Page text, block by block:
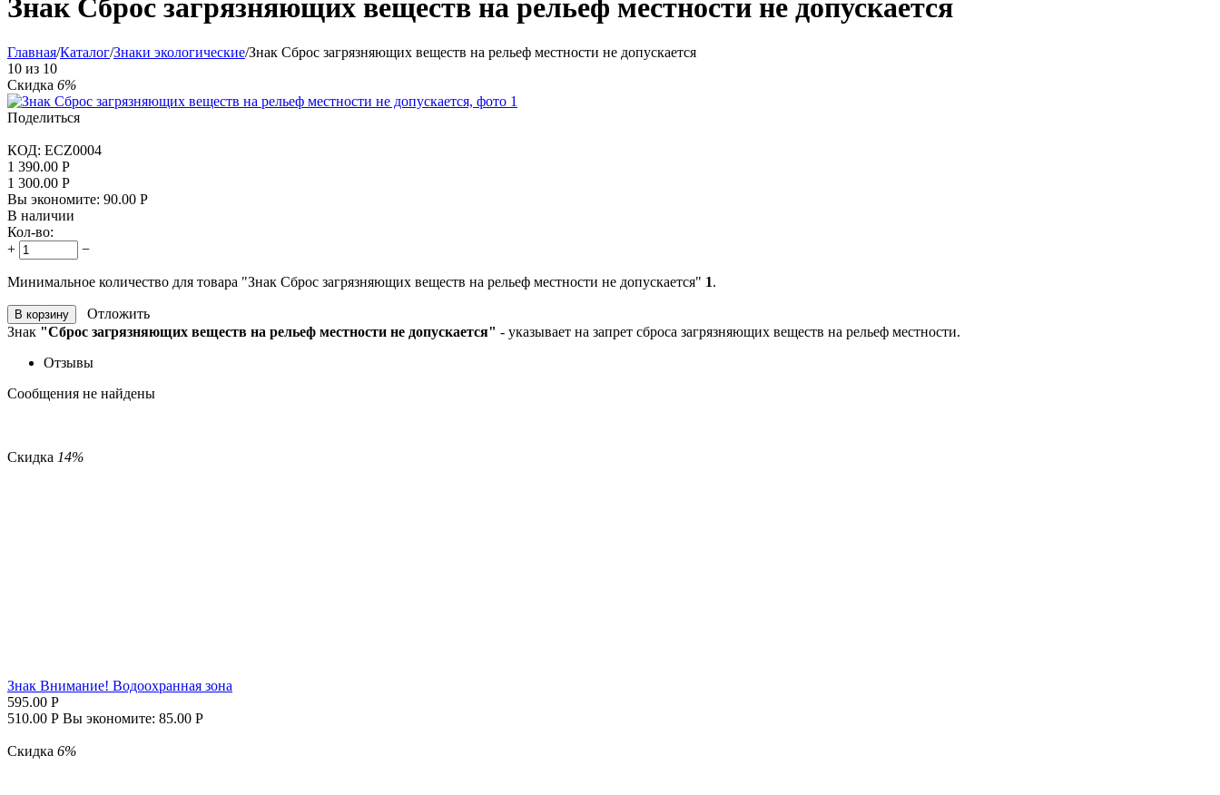
Знак Сброс загрязняющих веществ на рельеф местности не допускается
Главная/Каталог/Знаки экологические/Знак Сброс загрязняющих веществ на рельеф местности не допускается
10 из 10
Скидка 6%
Поделиться
КОД: ECZ0004
1 390.00 Р
1 300.00 Р
Вы экономите: 90.00 Р
В наличии
Кол-во:
+
−
Минимальное количество для товара "Знак Сброс загрязняющих веществ на рельеф местности не допускается" 1.
В корзину
Отложить
Знак "Сброс загрязняющих веществ на рельеф местности не допускается" - указывает на запрет сброса загрязняющих веществ на рельеф местности.
Отзывы
Сообщения не найдены
Скидка 14%
Знак Внимание! Водоохранная зона
595.00 Р
510.00 Р Вы экономите: 85.00 Р
Скидка 6%